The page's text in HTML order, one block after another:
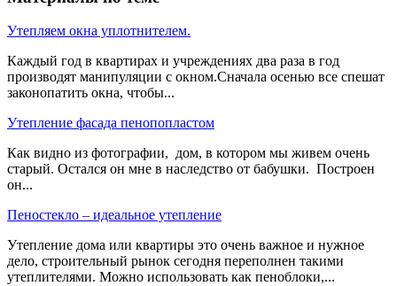
Утепляем окна уплотнителем.
Каждый год в квартирах и учреждениях два раза в год
производят манипуляции с окном.Сначала осенью все спешат
законопатить окна, чтобы...
Утепление фасада пенопопластом
Как видно из фотографии, дом, в котором мы живем очень
старый. Остался он мне в наследство от бабушки. Построен
он...
Пеностекло – идеальное утепление
Утепление дома или квартиры это очень важное и нужное
дело, строительный рынок сегодня переполнен такими
утеплителями. Можно использовать как пеноблоки,...